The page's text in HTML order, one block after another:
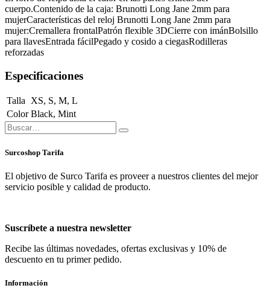
cuerpo.Contenido de la caja: Brunotti Long Jane 2mm para
mujerCaracterísticas del reloj Brunotti Long Jane 2mm para
mujer:Cremallera frontalPatrón flexible 3DCierre con imánBolsillo
para llavesEntrada fácilPegado y cosido a ciegasRodilleras
reforzadas
Especificaciones
Talla XS, S, M, L
Color Black, Mint
Surcoshop Tarifa
El objetivo de Surco Tarifa es proveer a nuestros clientes del mejor
servicio posible y calidad de producto.
Suscríbete a nuestra newsletter
Recibe las últimas novedades, ofertas exclusivas y 10% de
descuento en tu primer pedido.
Información